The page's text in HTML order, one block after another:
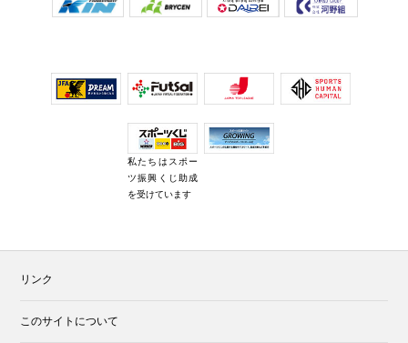
私たちはスポー
ツ振興くじ助成
を受けています
リンク
このサイトについて